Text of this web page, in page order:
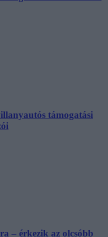
támogatási
– érkezik az olcsóbb